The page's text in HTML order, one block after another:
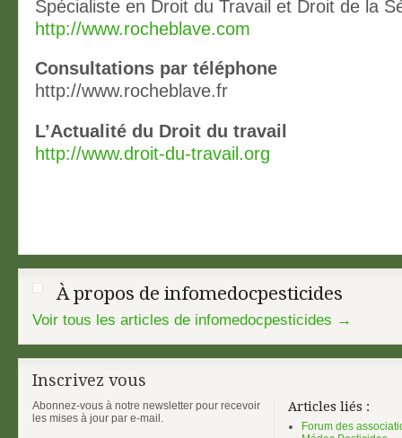
Spécialiste en Droit du Travail et Droit de la
http://www.rocheblave.com
Consultations par téléphone
http://www.rocheblave.fr
L’Actualité du Droit du travail
http://www.droit-du-travail.org
À propos de infomedocpesticides
Voir tous les articles de infomedocpesticides →
Inscrivez vous
Abonnez-vous à notre newsletter pour recevoir
les mises à jour par e-mail.
Articles liés :
Forum des